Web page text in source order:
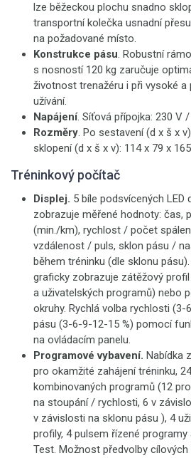
lze běžeckou plochu snadno
transportní kolečka usnadní
na požadované místo.
Konstrukce pásu. Robustní
s nosností 120 kg zaručuje
životnost trenažéru i při vysoké a
užívání.
Napájení. Síťová přípojka: 230 V
Rozměry. Po sestavení (d x š x
sklopení (d x š x v): 114 x 79 x
Tréninkový počítač
Displej. 5 bíle podsvícených LED
zobrazuje měřené hodnoty: čas,
(min./km), rychlost / počet
vzdálenost / puls, sklon pásu /
během tréninku (dle sklonu
graficky zobrazuje zátěžový
a uživatelských programů) nebo
okruhy. Rychlá volba rychlosti
pásu (3-6-9-12-15 %) pomocí
na ovládacím panelu.
Programové vybavení. Nabídka
pro okamžité zahájení tréninku,
kombinovaných programů (12
na stoupání / rychlosti, 6 v
v závislosti na sklonu pásu ), 4
profily, 4 pulsem řízené
Test. Možnost předvolby